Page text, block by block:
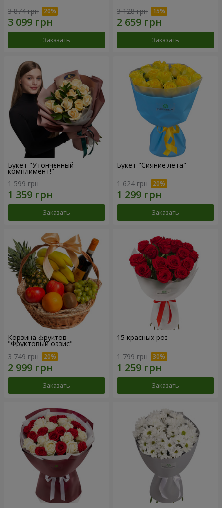
3 874 грн
Заказать
3 128 грн
Заказать
Букет "Утонченный
комплимент!"
1 599 грн
Заказать
Букет "Сияние лета"
1 624 грн
Заказать
Корзина фруктов
"Фруктовый оазис"
3 749 грн
Заказать
15 красных роз
1 799 грн
Заказать